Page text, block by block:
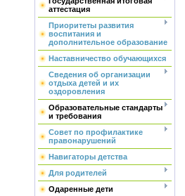
аттестация
Приоритеты развития
воспитания и
дополнительное образование
Наставничество обучающихся
Сведения об организации
отдыха детей и их
оздоровления
Образовательные стандарты
и требования
Совет по профилактике
правонарушений
Навигаторы детства
Для родителей
Одаренные дети